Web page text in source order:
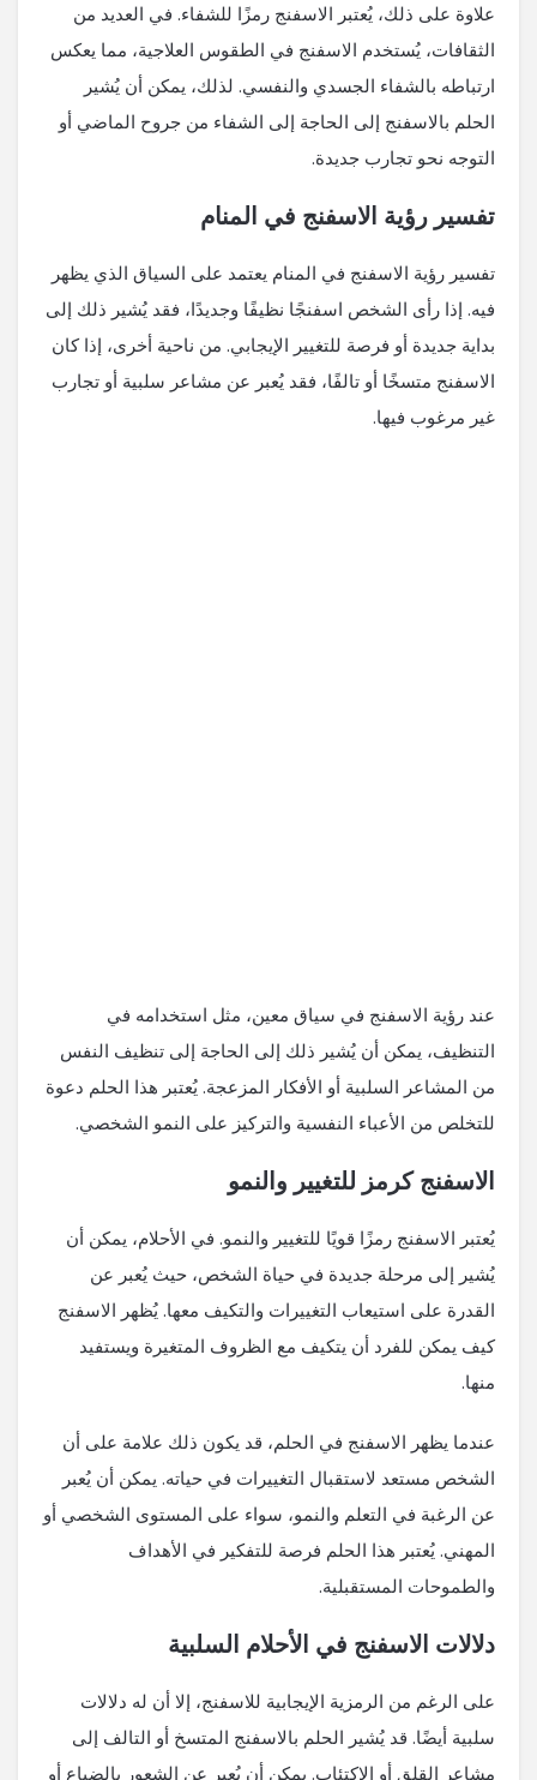
علاوة على ذلك، يُعتبر الاسفنج رمزًا للشفاء. في العديد من
الثقافات، يُستخدم الاسفنج في الطقوس العلاجية، مما يعكس
ارتباطه بالشفاء الجسدي والنفسي. لذلك، يمكن أن يُشير
الحلم بالاسفنج إلى الحاجة إلى الشفاء من جروح الماضي أو
التوجه نحو تجارب جديدة.
تفسير رؤية الاسفنج في المنام
تفسير رؤية الاسفنج في المنام يعتمد على السياق الذي يظهر
فيه. إذا رأى الشخص اسفنجًا نظيفًا وجديدًا، فقد يُشير ذلك إلى
بداية جديدة أو فرصة للتغيير الإيجابي. من ناحية أخرى، إذا كان
الاسفنج متسخًا أو تالفًا، فقد يُعبر عن مشاعر سلبية أو تجارب
غير مرغوب فيها.
عند رؤية الاسفنج في سياق معين، مثل استخدامه في
التنظيف، يمكن أن يُشير ذلك إلى الحاجة إلى تنظيف النفس
من المشاعر السلبية أو الأفكار المزعجة. يُعتبر هذا الحلم دعوة
للتخلص من الأعباء النفسية والتركيز على النمو الشخصي.
الاسفنج كرمز للتغيير والنمو
يُعتبر الاسفنج رمزًا قويًا للتغيير والنمو. في الأحلام، يمكن أن
يُشير إلى مرحلة جديدة في حياة الشخص، حيث يُعبر عن
القدرة على استيعاب التغييرات والتكيف معها. يُظهر الاسفنج
كيف يمكن للفرد أن يتكيف مع الظروف المتغيرة ويستفيد
منها.
عندما يظهر الاسفنج في الحلم، قد يكون ذلك علامة على أن
الشخص مستعد لاستقبال التغييرات في حياته. يمكن أن يُعبر
عن الرغبة في التعلم والنمو، سواء على المستوى الشخصي أو
المهني. يُعتبر هذا الحلم فرصة للتفكير في الأهداف
والطموحات المستقبلية.
دلالات الاسفنج في الأحلام السلبية
على الرغم من الرمزية الإيجابية للاسفنج، إلا أن له دلالات
سلبية أيضًا. قد يُشير الحلم بالاسفنج المتسخ أو التالف إلى
مشاعر القلق أو الاكتئاب. يمكن أن يُعبر عن الشعور بالضياع أو